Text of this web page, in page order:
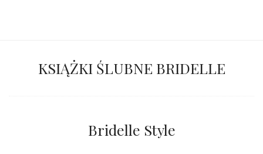
KSIĄŻKI ŚLUBNE BRIDELLE
Bridelle Style